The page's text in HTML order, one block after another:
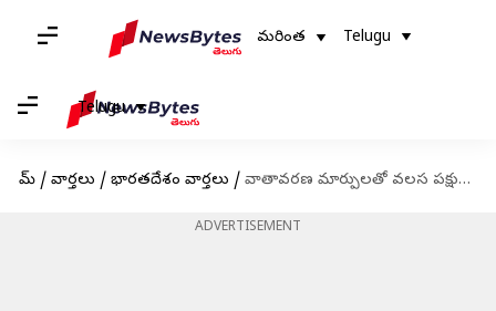
మరింత Telugu
Telugu
హోమ్ / వార్తలు / భారతదేశం వార్తలు / వాతావరణ మార్పులతో వలస పక్షుల మనుగడ ప్రశ్నార్థకం
ADVERTISEMENT